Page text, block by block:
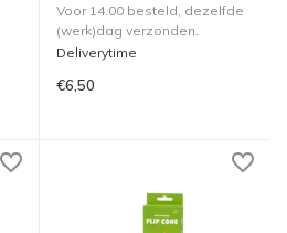
Voor 14.00 besteld, dezelfde
(werk)dag verzonden.
Deliverytime
€6,50